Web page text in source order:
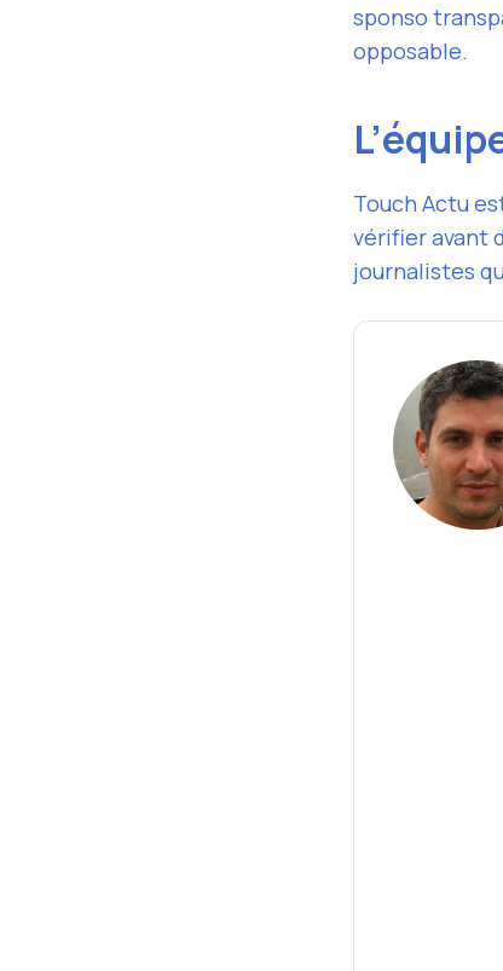
sponso
opposable.
Touch Actu
vérifier avant
journalistes